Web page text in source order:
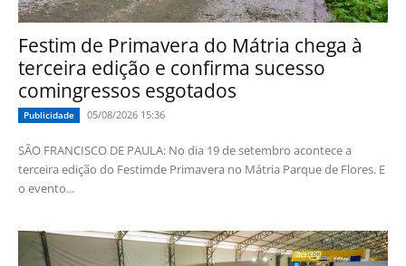
Festim de Primavera do Mátria chega à
terceira edição e confirma sucesso
comingressos esgotados
Publicidade 05/08/2026 15:36
SÃO FRANCISCO DE PAULA: No dia 19 de setembro acontece a
terceira edição do Festimde Primavera no Mátria Parque de Flores. E
o evento...